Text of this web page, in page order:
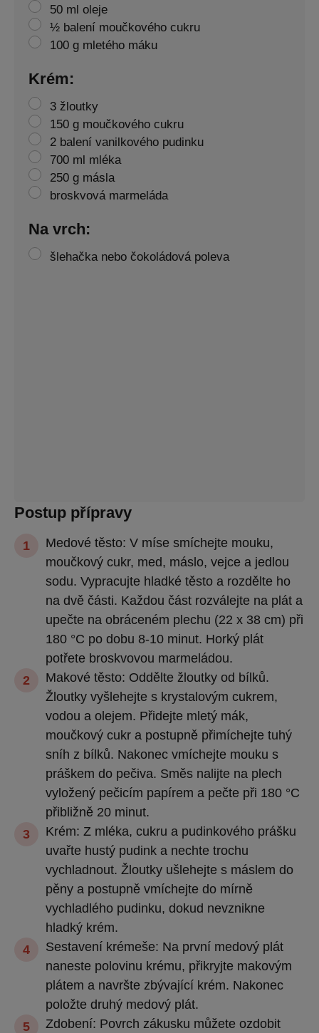
50 ml oleje
½ balení moučkového cukru
100 g mletého máku
Krém:
3 žloutky
150 g moučkového cukru
2 balení vanilkového pudinku
700 ml mléka
250 g másla
broskvová marmeláda
Na vrch:
šlehačka nebo čokoládová poleva
Postup přípravy
Medové těsto: V míse smíchejte mouku,
moučkový cukr, med, máslo, vejce a jedlou
sodu. Vypracujte hladké těsto a rozdělte ho
na dvě části. Každou část rozválejte na plát a
upečte na obráceném plechu (22 x 38 cm) při
180 °C po dobu 8-10 minut. Horký plát
potřete broskvovou marmeládou.
Makové těsto: Oddělte žloutky od bílků.
Žloutky vyšlehejte s krystalovým cukrem,
vodou a olejem. Přidejte mletý mák,
moučkový cukr a postupně přimíchejte tuhý
sníh z bílků. Nakonec vmíchejte mouku s
práškem do pečiva. Směs nalijte na plech
vyložený pečicím papírem a pečte při 180 °C
přibližně 20 minut.
Krém: Z mléka, cukru a pudinkového prášku
uvařte hustý pudink a nechte trochu
vychladnout. Žloutky ušlehejte s máslem do
pěny a postupně vmíchejte do mírně
vychladlého pudinku, dokud nevznikne
hladký krém.
Sestavení krémeše: Na první medový plát
naneste polovinu krému, přikryjte makovým
plátem a navršte zbývající krém. Nakonec
položte druhý medový plát.
Zdobení: Povrch zákusku můžete ozdobit